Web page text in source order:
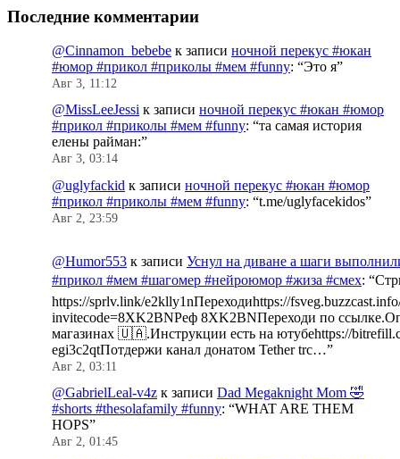
Последние комментарии
@Cinnamon_bebebe к записи ночной перекус #юкан
#юмор #прикол #приколы #мем #funny: “Это я”
Авг 3, 11:12
@MissLeeJessi к записи ночной перекус #юкан #юмор
#прикол #приколы #мем #funny: “та самая история
елены райман:”
Авг 3, 03:14
@uglyfackid к записи ночной перекус #юкан #юмор
#прикол #приколы #мем #funny: “t.me/uglyfacekidos”
Авг 2, 23:59
@Humor553 к записи Уснул на диване а шаги
#прикол #мем #шагомер #нейроюмор #жиза #смех: “
https://sprlv.link/e2klly1nПереходиhttps://
invitecode=8XK2BNРеф 8XK2BNПереходи по
магазинах 🇺🇦.Инструкции есть на ютубеhttps://
egi3c2qtПотдержи канал донатом Tether trc…”
Авг 2, 03:11
@GabrielLeal-v4z к записи Dad Megaknight Mom 🤣
#shorts #thesolafamily #funny: “WHAT ARE THEM
HOPS”
Авг 2, 01:45